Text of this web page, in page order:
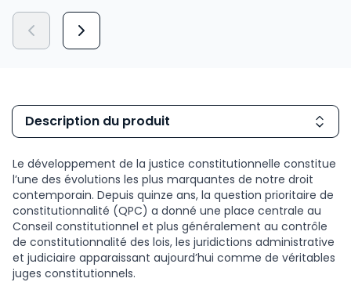
Description du produit
Le développement de la justice constitutionnelle constitue
l’une des évolutions les plus marquantes de notre droit
contemporain. Depuis quinze ans, la question prioritaire de
constitutionnalité (QPC) a donné une place centrale au
Conseil constitutionnel et plus généralement au contrôle
de constitutionnalité des lois, les juridictions administrative
et judiciaire apparaissant aujourd’hui comme de véritables
juges constitutionnels.